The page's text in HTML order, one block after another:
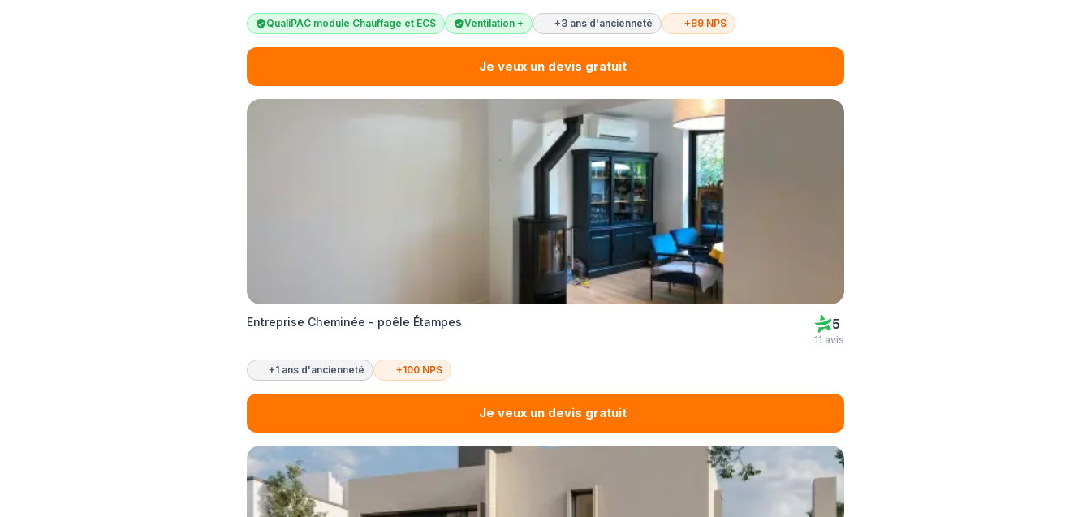
QualiPAC module Chauffage et ECS Ventilation + +3 ans d'ancienneté +89 NPS
Je veux un devis gratuit
Entreprise Cheminée - poêle Étampes 5
11 avis
+1 ans d'ancienneté +100 NPS
Je veux un devis gratuit